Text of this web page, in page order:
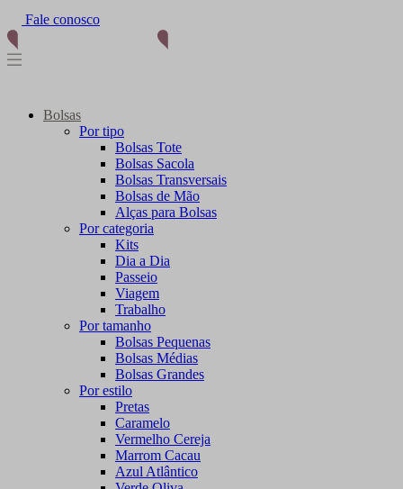
(11) 96012-2976
Fale conosco
Bolsas
Por tipo
Bolsas Tote
Bolsas Sacola
Bolsas Transversais
Bolsas de Mão
Alças para Bolsas
Por categoria
Kits
Dia a Dia
Passeio
Viagem
Trabalho
Por tamanho
Bolsas Pequenas
Bolsas Médias
Bolsas Grandes
Por estilo
Pretas
Caramelo
Vermelho Cereja
Marrom Cacau
Azul Atlântico